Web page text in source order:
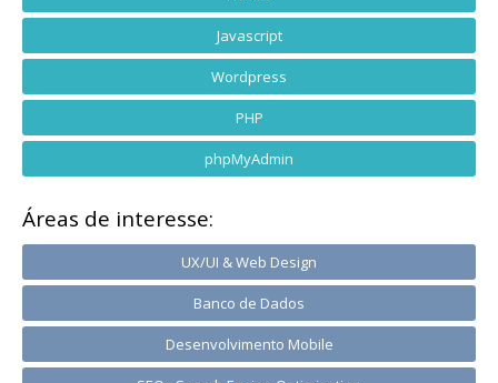
Javascript
Wordpress
PHP
phpMyAdmin
Áreas de interesse:
UX/UI & Web Design
Banco de Dados
Desenvolvimento Mobile